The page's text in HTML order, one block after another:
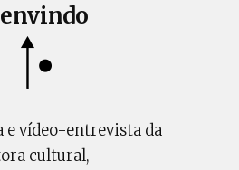
e vídeo-entrevista da
cultural,